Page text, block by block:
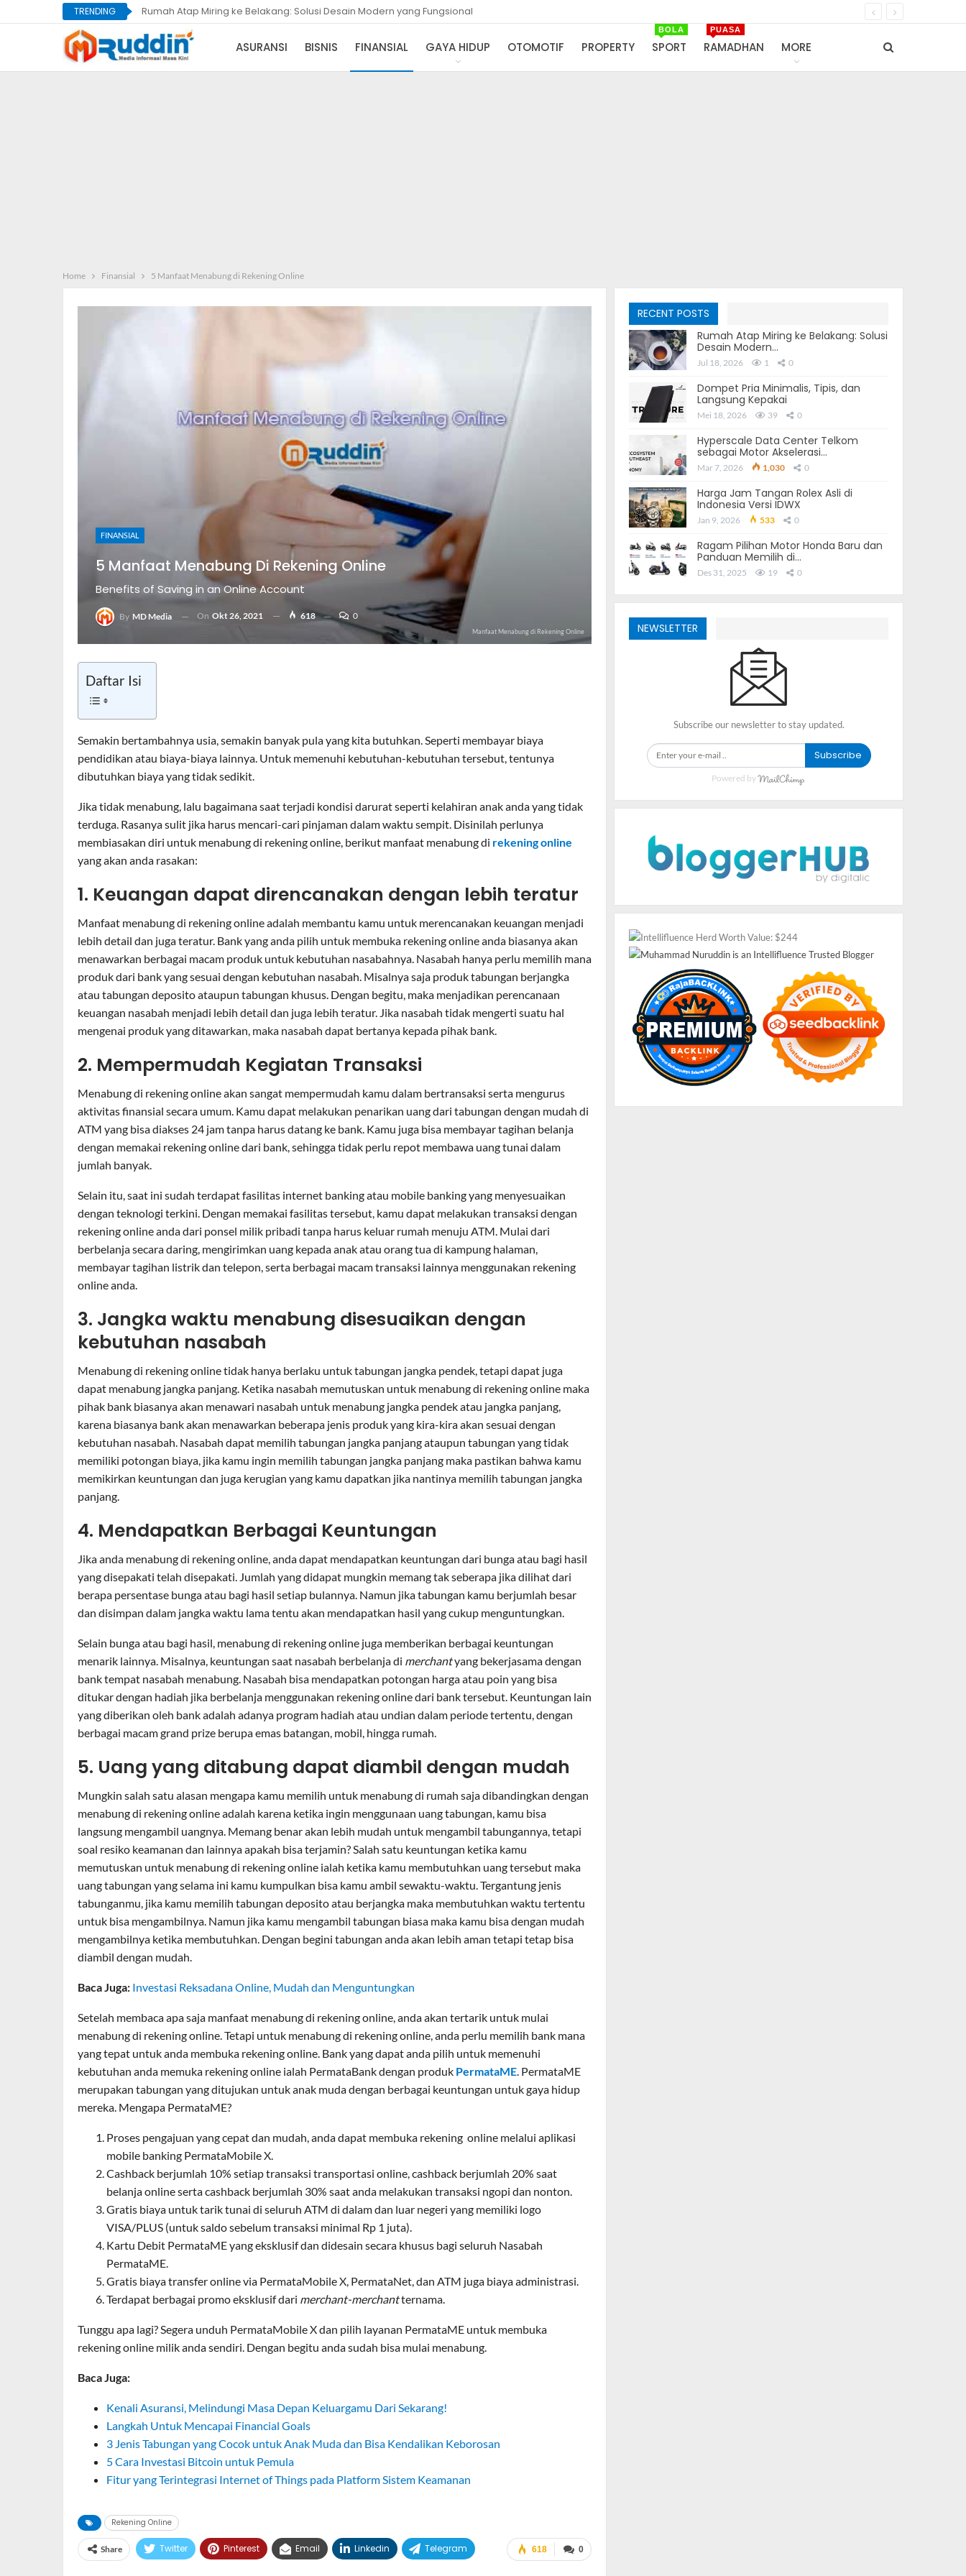
TRENDING Rumah Atap Miring ke Belakang: Solusi Desain Modern yang Fungsional
Dompet Pria Minimalis, Tipis, dan Langsung Kepakai
ASURANSI BISNIS FINANSIAL GAYA HIDUP OTOMOTIF PROPERTY SPORT
BOLA
RAMADHAN
PUASA
MORE
Home Finansial 5 Manfaat Menabung di Rekening Online
FINANSIAL
5 Manfaat Menabung Di Rekening Online
Benefits of Saving in an Online Account
By MD Media On Okt 26, 2021 618 0
Manfaat Menabung di Rekening Online
Daftar Isi
Semakin bertambahnya usia, semakin banyak pula yang kita butuhkan. Seperti membayar biaya
pendidikan atau biaya-biaya lainnya. Untuk memenuhi kebutuhan-kebutuhan tersebut, tentunya
dibutuhkan biaya yang tidak sedikit.
Jika tidak menabung, lalu bagaimana saat terjadi kondisi darurat seperti kelahiran anak anda yang tidak
terduga. Rasanya sulit jika harus mencari-cari pinjaman dalam waktu sempit. Disinilah perlunya
membiasakan diri untuk menabung di rekening online, berikut manfaat menabung di rekening online
yang akan anda rasakan:
1. Keuangan dapat direncanakan dengan lebih teratur
Manfaat menabung di rekening online adalah membantu kamu untuk merencanakan keuangan menjadi
lebih detail dan juga teratur. Bank yang anda pilih untuk membuka rekening online anda biasanya akan
menawarkan berbagai macam produk untuk kebutuhan nasabahnya. Nasabah hanya perlu memilih mana
produk dari bank yang sesuai dengan kebutuhan nasabah. Misalnya saja produk tabungan berjangka
atau tabungan deposito ataupun tabungan khusus. Dengan begitu, maka menjadikan perencanaan
keuangan nasabah menjadi lebih detail dan juga lebih teratur. Jika nasabah tidak mengerti suatu hal
mengenai produk yang ditawarkan, maka nasabah dapat bertanya kepada pihak bank.
2. Mempermudah Kegiatan Transaksi
Menabung di rekening online akan sangat mempermudah kamu dalam bertransaksi serta mengurus
aktivitas finansial secara umum. Kamu dapat melakukan penarikan uang dari tabungan dengan mudah di
ATM yang bisa diakses 24 jam tanpa harus datang ke bank. Kamu juga bisa membayar tagihan belanja
dengan memakai rekening online dari bank, sehingga tidak perlu repot membawa uang tunai dalam
jumlah banyak.
Selain itu, saat ini sudah terdapat fasilitas internet banking atau mobile banking yang menyesuaikan
dengan teknologi terkini. Dengan memakai fasilitas tersebut, kamu dapat melakukan transaksi dengan
rekening online anda dari ponsel milik pribadi tanpa harus keluar rumah menuju ATM. Mulai dari
berbelanja secara daring, mengirimkan uang kepada anak atau orang tua di kampung halaman,
membayar tagihan listrik dan telepon, serta berbagai macam transaksi lainnya menggunakan rekening
online anda.
3. Jangka waktu menabung disesuaikan dengan
kebutuhan nasabah
Menabung di rekening online tidak hanya berlaku untuk tabungan jangka pendek, tetapi dapat juga
dapat menabung jangka panjang. Ketika nasabah memutuskan untuk menabung di rekening online maka
pihak bank biasanya akan menawari nasabah untuk menabung jangka pendek atau jangka panjang,
karena biasanya bank akan menawarkan beberapa jenis produk yang kira-kira akan sesuai dengan
kebutuhan nasabah. Nasabah dapat memilih tabungan jangka panjang ataupun tabungan yang tidak
memiliki potongan biaya, jika kamu ingin memilih tabungan jangka panjang maka pastikan bahwa kamu
memikirkan keuntungan dan juga kerugian yang kamu dapatkan jika nantinya memilih tabungan jangka
panjang.
4. Mendapatkan Berbagai Keuntungan
Jika anda menabung di rekening online, anda dapat mendapatkan keuntungan dari bunga atau bagi hasil
yang disepakati telah disepakati. Jumlah yang didapat mungkin memang tak seberapa jika dilihat dari
berapa persentase bunga atau bagi hasil setiap bulannya. Namun jika tabungan kamu berjumlah besar
dan disimpan dalam jangka waktu lama tentu akan mendapatkan hasil yang cukup menguntungkan.
Selain bunga atau bagi hasil, menabung di rekening online juga memberikan berbagai keuntungan
menarik lainnya. Misalnya, keuntungan saat nasabah berbelanja di merchantyang bekerjasama dengan
bank tempat nasabah menabung. Nasabah bisa mendapatkan potongan harga atau poin yang bisa
ditukar dengan hadiah jika berbelanja menggunakan rekening online dari bank tersebut. Keuntungan lain
yang diberikan oleh bank adalah adanya program hadiah atau undian dalam periode tertentu, dengan
berbagai macam grand prize berupa emas batangan, mobil, hingga rumah.
5. Uang yang ditabung dapat diambil dengan mudah
Mungkin salah satu alasan mengapa kamu memilih untuk menabung di rumah saja dibandingkan dengan
menabung di rekening online adalah karena ketika ingin menggunaan uang tabungan, kamu bisa
langsung mengambil uangnya. Memang benar akan lebih mudah untuk mengambil tabungannya, tetapi
soal resiko keamanan dan lainnya apakah bisa terjamin? Salah satu keuntungan ketika kamu
memutuskan untuk menabung di rekening online ialah ketika kamu membutuhkan uang tersebut maka
uang tabungan yang selama ini kamu kumpulkan bisa kamu ambil sewaktu-waktu. Tergantung jenis
tabunganmu, jika kamu memilih tabungan deposito atau berjangka maka membutuhkan waktu tertentu
untuk bisa mengambilnya. Namun jika kamu mengambil tabungan biasa maka kamu bisa dengan mudah
mengambilnya ketika membutuhkan. Dengan begini tabungan anda akan lebih aman tetapi tetap bisa
diambil dengan mudah.
Baca Juga: Investasi Reksadana Online, Mudah dan Menguntungkan
Setelah membaca apa saja manfaat menabung di rekening online, anda akan tertarik untuk mulai
menabung di rekening online. Tetapi untuk menabung di rekening online, anda perlu memilih bank mana
yang tepat untuk anda membuka rekening online. Bank yang dapat anda pilih untuk memenuhi
kebutuhan anda memuka rekening online ialah PermataBank dengan produk PermataME. PermataME
merupakan tabungan yang ditujukan untuk anak muda dengan berbagai keuntungan untuk gaya hidup
mereka. Mengapa PermataME?
Proses pengajuan yang cepat dan mudah, anda dapat membuka rekening online melalui aplikasi
mobile banking PermataMobile X.
Cashback berjumlah 10% setiap transaksi transportasi online, cashback berjumlah 20% saat
belanja online serta cashback berjumlah 30% saat anda melakukan transaksi ngopi dan nonton.
Gratis biaya untuk tarik tunai di seluruh ATM di dalam dan luar negeri yang memiliki logo
VISA/PLUS (untuk saldo sebelum transaksi minimal Rp 1 juta).
Kartu Debit PermataME yang eksklusif dan didesain secara khusus bagi seluruh Nasabah
PermataME.
Gratis biaya transfer online via PermataMobile X, PermataNet, dan ATM juga biaya administrasi.
Terdapat berbagai promo eksklusif dari merchant-merchantternama.
Tunggu apa lagi? Segera unduh PermataMobile X dan pilih layanan PermataME untuk membuka
rekening online milik anda sendiri. Dengan begitu anda sudah bisa mulai menabung.
Baca Juga:
Kenali Asuransi, Melindungi Masa Depan Keluargamu Dari Sekarang!
Langkah Untuk Mencapai Financial Goals
3 Jenis Tabungan yang Cocok untuk Anak Muda dan Bisa Kendalikan Keborosan
5 Cara Investasi Bitcoin untuk Pemula
Fitur yang Terintegrasi Internet of Things pada Platform Sistem Keamanan
Rekening Online
0
618
Share Twitter Pinterest Email Linkedin Telegram
RECENT POSTS
Rumah Atap Miring ke Belakang: Solusi
Desain Modern…
Jul 18, 2026 1 0
Dompet Pria Minimalis, Tipis, dan
Langsung Kepakai
Mei 18, 2026 39 0
Hyperscale Data Center Telkom
sebagai Motor Akselerasi…
Mar 7, 2026 1,030 0
Harga Jam Tangan Rolex Asli di
Indonesia Versi IDWX
Jan 9, 2026 533 0
Ragam Pilihan Motor Honda Baru dan
Panduan Memilih di…
Des 31, 2025 19 0
NEWSLETTER
Subscribe our newsletter to stay updated.
Subscribe
Powered by